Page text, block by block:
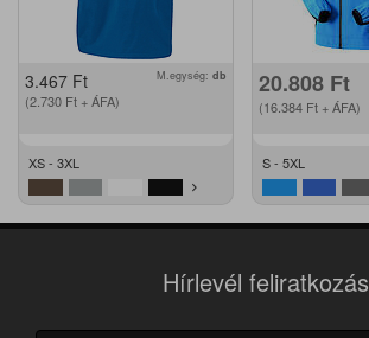
3.467 Ft
(2.730 Ft + ÁFA)
M.egység: db
XS - 3XL
20.808 Ft
(16.384 Ft + ÁFA)
S - 5XL
Hírlevél feliratkozás